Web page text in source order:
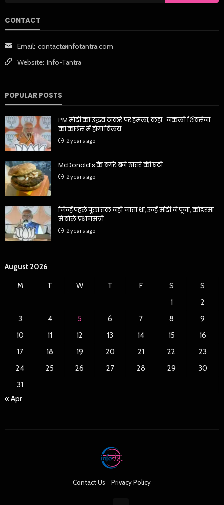
CONTACT
Email: contact@infotantra.com
Website: Info-Tantra
POPULAR POSTS
PM मोदी का उद्धव ठाकरे पर हमला, कहा- नकली शिवसेना
का कांग्रेस में होगा विलय
2 years ago
McDonald’s के बर्गर बने खतरे की घंटी
2 years ago
जिन्हें पहले पूछा तक नहीं जाता था, उन्हें मोदी ने पूजा, कोडरमा
में बोले प्रधानमंत्री
2 years ago
August 2026
M T W T F S
S
1
2
3
4 5 6 7 8
9
10
11 12 13 14 15
16
17
18 19 20 21 22
23
24
25 26 27 28 29
30
31
« Apr
Contact Us Privacy Policy